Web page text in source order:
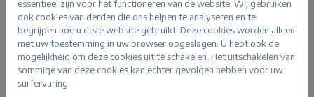
essentieel zijn voor het functioneren van de website. Wij gebruiken
ook cookies van derden die ons helpen te analyseren en te
begrijpen hoe u deze website gebruikt. Deze cookies worden alleen
met uw toestemming in uw browser opgeslagen. U hebt ook de
mogelijkheid om deze cookies uit te schakelen. Het uitschakelen van
sommige van deze cookies kan echter gevolgen hebben voor uw
surfervaring.